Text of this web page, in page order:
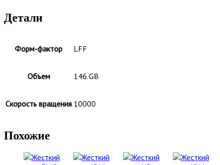
Детали
Форм-фактор LFF
Объем 146 GB
Скорость вращения 10000
Похожие